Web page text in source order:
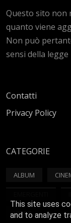
Questo sito non
quanto viene
Non può
sensi della legge
Contatti
Privacy Policy
CATEGORIE
ALBUM
VIDEO
This site uses
and to analyze